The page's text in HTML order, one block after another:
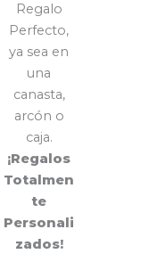
Regalo
Perfecto,
ya sea en
una
canasta,
arcón o
caja.
¡Regalos
Totalmen
te
Personali
zados!